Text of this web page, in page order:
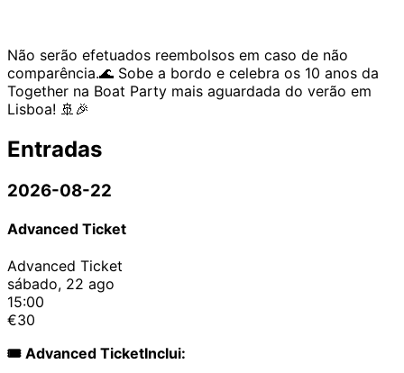
Não serão efetuados reembolsos em caso de não
comparência.🌊 Sobe a bordo e celebra os 10 anos da
Together na Boat Party mais aguardada do verão em
Lisboa! 🚢🎉
Entradas
2026-08-22
Advanced Ticket
Advanced Ticket
sábado, 22 ago
15:00
€30
🎟️ Advanced TicketInclui: